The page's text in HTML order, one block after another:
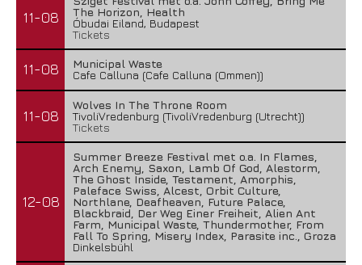
11-08
The Horizon, Health
Óbudai Eiland, Budapest
Tickets
11-08
Municipal Waste
Cafe Calluna (Cafe Calluna (Ommen))
11-08
Wolves In The Throne Room
TivoliVredenburg (TivoliVredenburg (Utrecht))
Tickets
12-08
Summer Breeze Festival met o.a. In Flames,
Arch Enemy, Saxon, Lamb Of God, Alestorm,
The Ghost Inside, Testament, Amorphis,
Paleface Swiss, Alcest, Orbit Culture,
Northlane, Deafheaven, Future Palace,
Blackbraid, Der Weg Einer Freiheit, Alien Ant
Farm, Municipal Waste, Thundermother, From
Fall To Spring, Misery Index, Parasite inc., Groza
Dinkelsbühl